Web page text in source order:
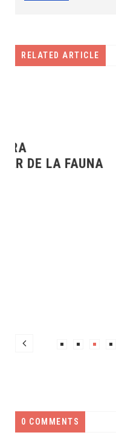
RELATED ARTICLE
ANIVERSARIO
DEL ESTADO
0 COMMENTS